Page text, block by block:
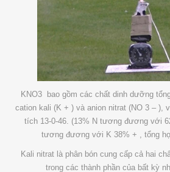
KNO3 bao gồm các chất dinh dưỡng
cation kali (K + ) và anion nitrat (NO 3 – ),
tích 13-0-46. (13% N tương đương với
tương đương với K 38% + , tổng
Kali nitrat là phân bón cung cấp cả hai
trong các thành phần của bất kỳ